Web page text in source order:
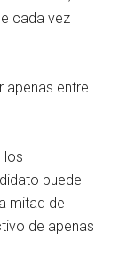
cada vez
apenas entre
los
puede
mitad de
de apenas